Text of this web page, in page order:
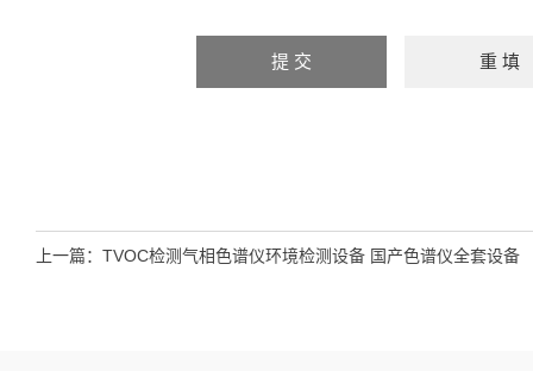
上一篇： TVOC检测气相色谱仪环境检测设备 国产色谱仪全套设备